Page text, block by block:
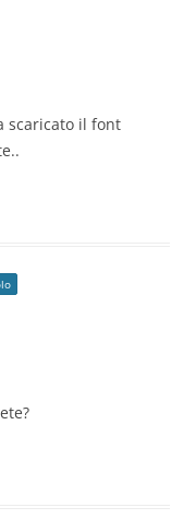
scaricato il font